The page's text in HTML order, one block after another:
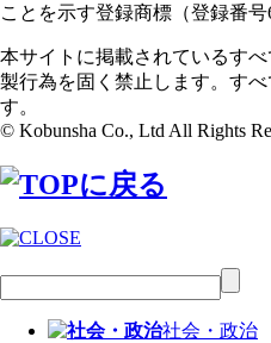
ことを示す登録商標（登録番号
本サイトに掲載されているす
製行為を固く禁止します。す
す。
© Kobunsha Co., Ltd All Rights
社会・政治